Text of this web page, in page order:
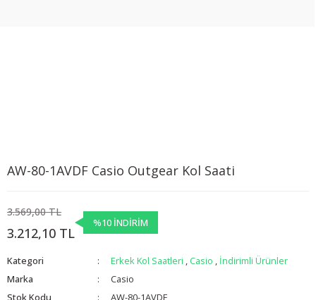
AW-80-1AVDF Casio Outgear Kol Saati
3.569,00 TL
3.212,10 TL
%10 İNDİRİM
Kategori Erkek Kol Saatleri , Casio , İndirimli Ürünler
Marka
Casio
Stok Kodu
AW-80-1AVDF